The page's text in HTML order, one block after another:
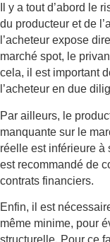
Il y a tout d’abord le
du producteur et de
l’acheteur expose
marché spot, le
cela, il est important
l’acheteur en due
Par ailleurs, le
manquante sur le
réelle est inférieure à
est recommandé de
contrats financiers.
Enfin, il est
même minime, pour